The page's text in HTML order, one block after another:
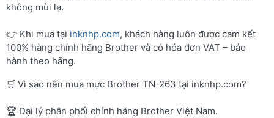
không mùi lạ.
👉 Khi mua tại inknhp.com, khách hàng luôn được cam kết
100% hàng chính hãng Brother và có hóa đơn VAT – bảo
hành theo hãng.
🛒 Vì sao nên mua mực Brother TN-263 tại inknhp.com?
🏆 Đại lý phân phối chính hãng Brother Việt Nam.